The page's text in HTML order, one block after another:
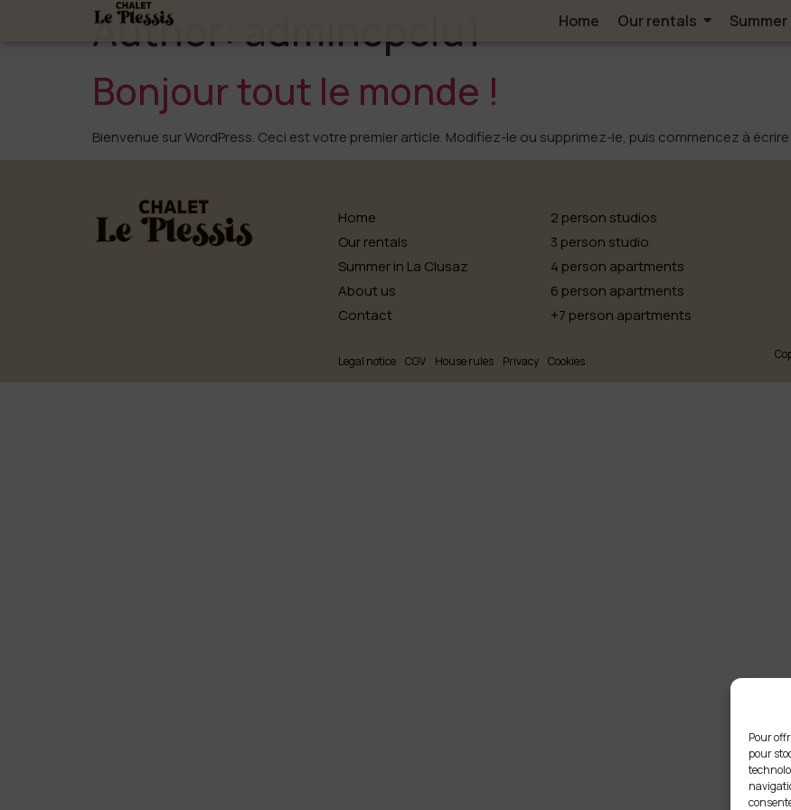
Pour
pour
Home Our rentals
Author: admincpclu1
Bonjour tout le monde !
Bienvenue sur WordPress. Ceci est votre premier article. Modifiez-le ou supprimez-le, puis commencez à écrire
Home
Our rentals
Summer in La Clusaz
About us
Contact
2 person studios
3 person studio
4 person apartments
6 person apartments
+7 person apartments
Legal notice CGV House rules Privacy Cookies